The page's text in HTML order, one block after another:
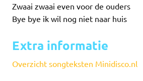
Zwaai zwaai even voor de ouders
Bye bye ik wil nog niet naar huis
Extra informatie
Overzicht songteksten Minidisco.nl